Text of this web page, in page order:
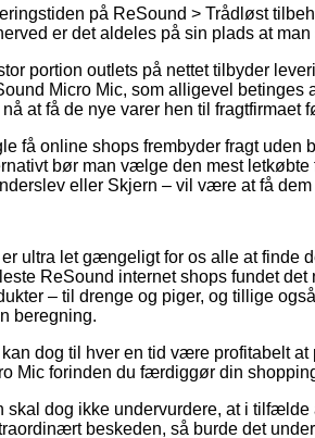
på ReSound > Trådløst
er det aldeles på sin plads at
portion outlets på nettet tilbyder
Micro Mic, som alligevel
nå at få de nye varer hen til fragtfirmaet
få online shops frembyder fragt
bør man vælge den mest
eller Skjern – vil være at få
er ultra let gængeligt for os alle at finde
ReSound internet shops fundet
– til drenge og piger, og tillige
beregning.
kan dog til hver en tid være profitabelt
Mic forinden du færdiggør din
skal dog ikke undervurdere, at i
beskeden, så burde det